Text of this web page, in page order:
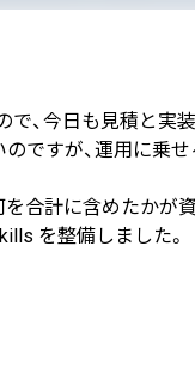
自己紹介
、今日も見積と実
ですが、運用に乗
合計に含めたかが
を整備しました。